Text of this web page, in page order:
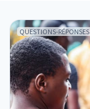
QUESTIONS-RÉPONSES